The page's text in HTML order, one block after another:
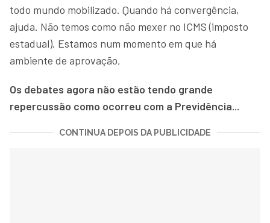
todo mundo mobilizado. Quando há convergência,
ajuda. Não temos como não mexer no ICMS (imposto
estadual). Estamos num momento em que há
ambiente de aprovação,
Os debates agora não estão tendo grande
repercussão como ocorreu com a Previdência...
CONTINUA DEPOIS DA PUBLICIDADE